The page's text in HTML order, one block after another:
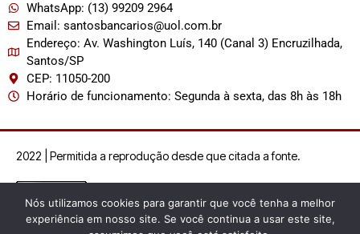
WhatsApp: (13) 99209 2964
Email: santosbancarios@uol.com.br
Endereço: Av. Washington Luís, 140 (Canal 3) Encruzilhada,
Santos/SP
CEP: 11050-200
Horário de funcionamento: Segunda à sexta, das 8h às 18h
2022 | Permitida a reprodução desde que citada a fonte.
Nós utilizamos cookies para garantir que você tenha a melhor
experiência em nosso site. Se você continua a usar este site,